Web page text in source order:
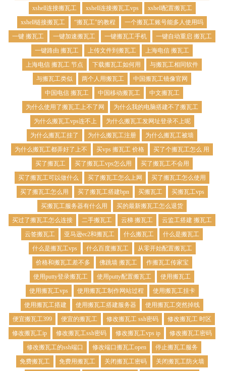
xshell连接搬瓦工
xshell连接搬瓦工vps
xshell配置搬瓦工
xshell链接搬瓦工
“搬瓦工”的教程
一个搬瓦工账号能多人使用吗
一键 搬瓦工
一键加速搬瓦工 一键搬瓦工手机
一键自动重启 搬瓦工
一键路由 搬瓦工
上传文件到搬瓦工
上海电信 搬瓦工
上海电信 搬瓦工 节点
下载搬瓦工如何用
与搬瓦工相同软件
与搬瓦工类似
两个人用搬瓦工
中国搬瓦工镜像官网
中国电信 搬瓦工
中国移动搬瓦工
中文搬瓦工
为什么使用了搬瓦工上不了网
为什么我的电脑搭建不了搬瓦工
为什么搬瓦工vps连不上
为什么搬瓦工发网址登录不上呢
为什么搬瓦工挂了
为什么搬瓦工注册
为什么搬瓦工被墙
为什么搬瓦工都弄好了上不
买vps 搬瓦工 价格
买了个搬瓦工怎么 用
买了搬瓦工
买了搬瓦工vps怎么用
买了搬瓦工不会用
买了搬瓦工可以做什么
买了搬瓦工怎么上网
买了搬瓦工怎么使用
买了搬瓦工怎么用
买了搬瓦工搭建bpn 买搬瓦工
买搬瓦工vps
买搬瓦工服务器有什么用
买的最新搬瓦工怎么退货
买过了搬瓦工怎么连接
二手搬瓦工 云梯 搬瓦工
云监工搭建 搬瓦工
云签搬瓦工
亚马逊ec2和搬瓦工 什么搬瓦工
什么是搬瓦工
什么是搬瓦工vps
什么百度搬瓦工
从零开始配置搬瓦工
价格和搬瓦工差不多
佛跳墙 搬瓦工
作搬瓦工传家宝
使用putty登录搬瓦工
使用putty配置搬瓦工
使用搬瓦工
使用搬瓦工vps
使用搬瓦工制作网站过程
使用搬瓦工挂卡
使用搬瓦工搭建
使用搬瓦工搭建服务器
使用搬瓦工突然掉线
便宜搬瓦工399
便宜的搬瓦工 修改搬瓦工 ssh密码
修改搬瓦工 时区
修改搬瓦工ip
修改搬瓦工ssh密码 修改搬瓦工vps ip
修改搬瓦工密码
修改搬瓦工的ssh端口
修改端口搬瓦工open
停止搬瓦工服务
免费搬瓦工
免费用搬瓦工 关闭搬瓦工密码
关闭搬瓦工防火墙